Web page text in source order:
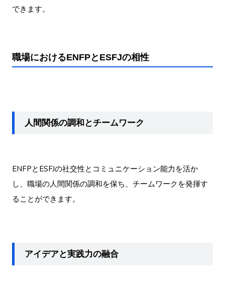
できます。
職場におけるENFPとESFJの相性
人間関係の調和とチームワーク
ENFPとESFJの社交性とコミュニケーション能力を活か
し、職場の人間関係の調和を保ち、チームワークを発揮す
ることができます。
アイデアと実践力の融合